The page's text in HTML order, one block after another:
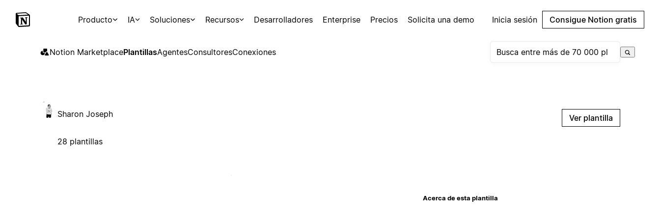
Producto IA Soluciones Recursos Desarrolladores Enterprise Precios Solicita una demo Inicia sesión Consigue Notion gratis
Notion MarketplacePlantillasAgentesConsultoresConexiones
Sharon Joseph
28 plantillas
Ver plantilla
Acerca de esta plantilla